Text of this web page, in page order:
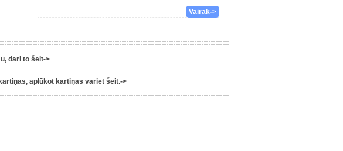
Vairāk->
dari to šeit->
aplūkot kartiņas variet šeit.->